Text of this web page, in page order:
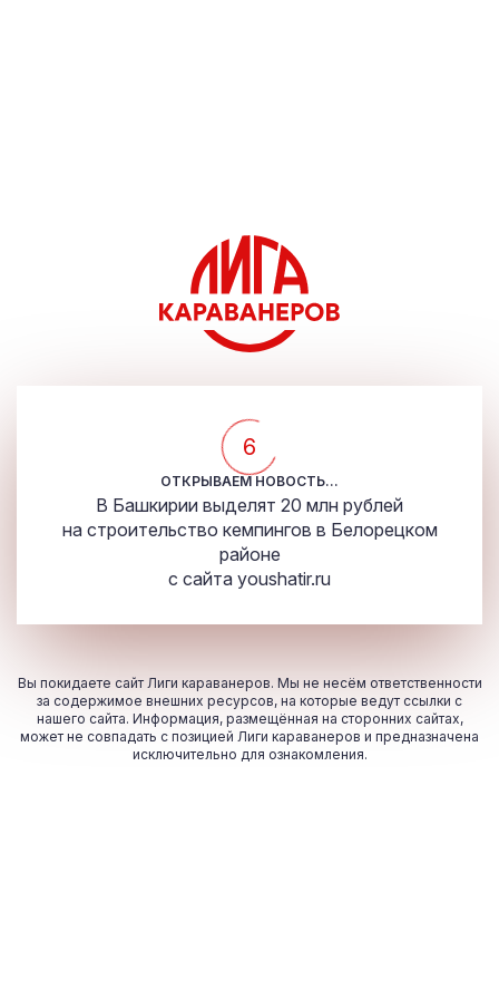
5
ОТКРЫВАЕМ НОВОСТЬ...
В Башкирии выделят 20 млн рублей
на строительство кемпингов в Белорецком
районе
с сайта youshatir.ru
Вы покидаете сайт Лиги караванеров. Мы не несём ответственности
за содержимое внешних ресурсов, на которые ведут ссылки с
нашего сайта. Информация, размещённая на сторонних сайтах,
может не совпадать с позицией Лиги караванеров и предназначена
исключительно для ознакомления.